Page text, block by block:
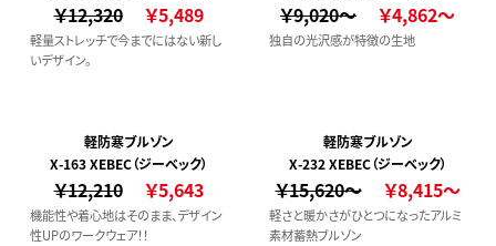
￥12,320 ￥5,489
軽量ストレッチで今までにはない新し
いデザイン。
￥9,020～ ￥4,862～
独自の光沢感が特徴の生地
軽防寒ブルゾン
X-163 XEBEC（ジーベック）
￥12,210 ￥5,643
機能性や着心地はそのまま、デザイン
性UPのワークウェア！！
軽防寒ブルゾン
X-232 XEBEC（ジーベック）
￥15,620～ ￥8,415～
軽さと暖かさがひとつになったアルミ
素材蓄熱ブルゾン